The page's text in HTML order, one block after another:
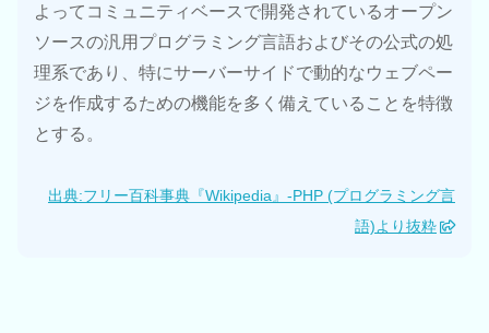
よってコミュニティベースで開発されているオープン
ソースの汎用プログラミング言語およびその公式の処
理系であり、特にサーバーサイドで動的なウェブペー
ジを作成するための機能を多く備えていることを特徴
とする。
出典:フリー百科事典『Wikipedia』-PHP (プログラミング言
語)より抜粋